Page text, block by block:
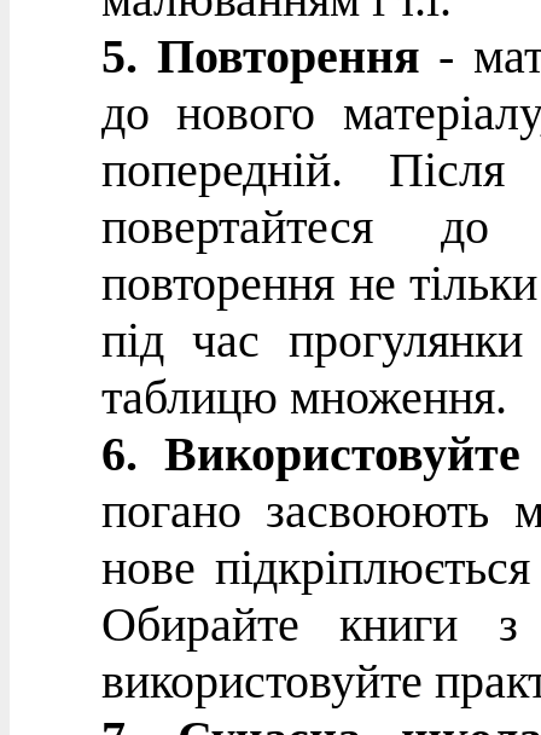
5. Повторення -
до нового
попередній.
повертайтеся до
повторення не
під час
таблицю множення.
6.
погано засвоюють
нове
Обирайте книги з
використовуйте